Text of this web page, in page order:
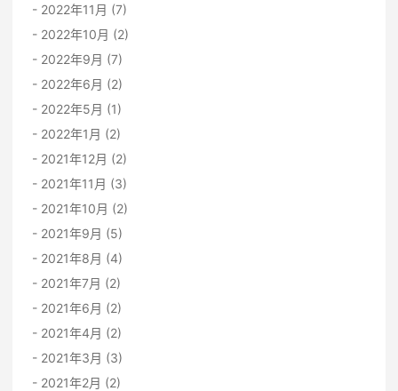
2022年11月 (7)
2022年10月 (2)
2022年9月 (7)
2022年6月 (2)
2022年5月 (1)
2022年1月 (2)
2021年12月 (2)
2021年11月 (3)
2021年10月 (2)
2021年9月 (5)
2021年8月 (4)
2021年7月 (2)
2021年6月 (2)
2021年4月 (2)
2021年3月 (3)
2021年2月 (2)